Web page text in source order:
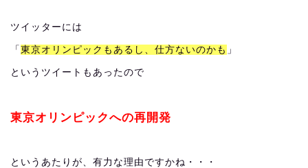
ツイッターには
「 東京オリンピックもあるし、仕方ないのかも 」
というツイートもあったので
東京オリンピックへの再開発
というあたりが、有力な理由ですかね・・・